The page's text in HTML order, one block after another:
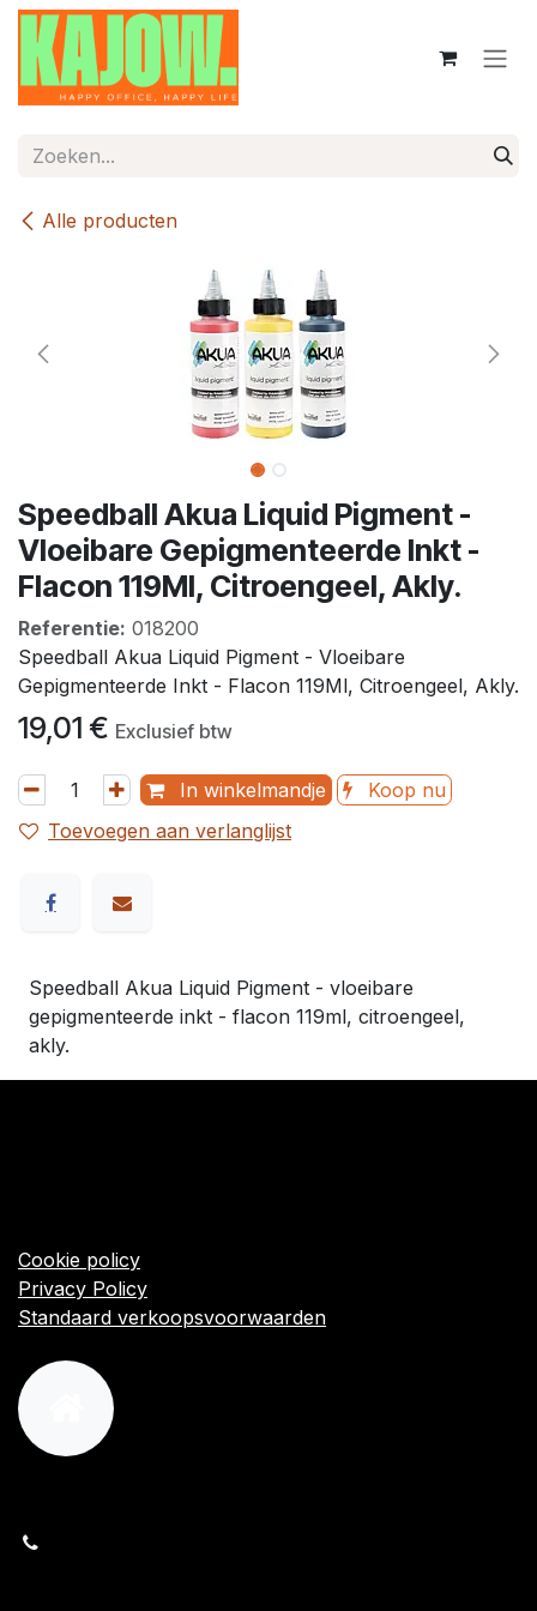
Overslaan naar inhoud
Alle producten
Speedball Akua Liquid Pigment -
Vloeibare Gepigmenteerde Inkt -
Flacon 119Ml, Citroengeel, Akly.
Referentie: 018200
Speedball Akua Liquid Pigment - Vloeibare
Gepigmenteerde Inkt - Flacon 119Ml, Citroengeel, Akly.
19,01 € Exclusief btw
In winkelmandje
Koop nu
Toevoegen aan verlanglijst
Speedball Akua Liquid Pigment - vloeibare
gepigmenteerde inkt - flacon 119ml, citroengeel,
akly.
Cookie policy
Privacy Policy
Standaard verkoopsvoorwaarden